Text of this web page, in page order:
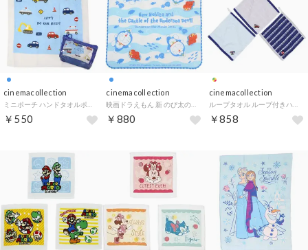
cinemacollection
￥550
cinemacollection
￥880
cinemacollection
￥858